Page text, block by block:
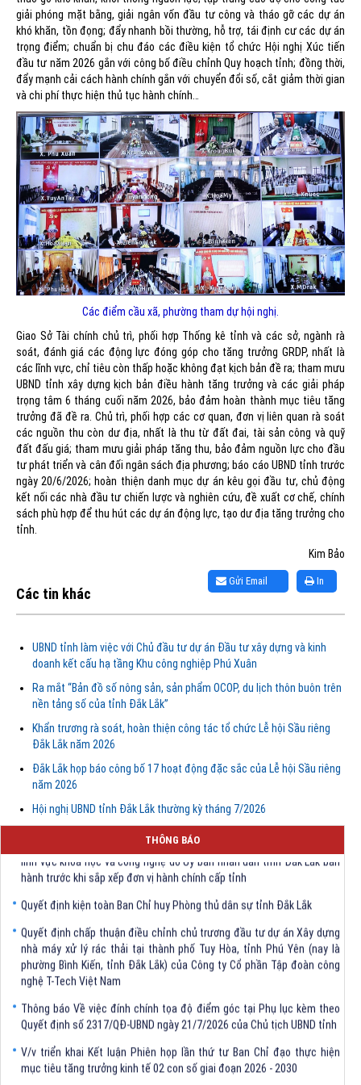
giải phóng mặt bằng, giải ngân vốn đầu tư công và tháo gỡ các dự án
khó khăn, tồn đọng; đẩy nhanh bồi thường, hỗ trợ, tái định cư các dự án
trọng điểm; chuẩn bị chu đáo các điều kiện tổ chức Hội nghị Xúc tiến
đầu tư năm 2026 gắn với công bố điều chỉnh Quy hoạch tỉnh; đồng thời,
đẩy mạnh cải cách hành chính gắn với chuyển đổi số, cắt giảm thời gian
và chi phí thực hiện thủ tục hành chính…
Các điểm cầu xã, phường tham dự hội nghị.
Giao Sở Tài chính chủ trì, phối hợp Thống kê tỉnh và các sở, ngành rà
soát, đánh giá các động lực đóng góp cho tăng trưởng GRDP, nhất là
các lĩnh vực, chỉ tiêu còn thấp hoặc không đạt kịch bản đề ra; tham mưu
UBND tỉnh xây dựng kịch bản điều hành tăng trưởng và các giải pháp
trọng tâm 6 tháng cuối năm 2026, bảo đảm hoàn thành mục tiêu tăng
trưởng đã đề ra. Chủ trì, phối hợp các cơ quan, đơn vị liên quan rà soát
các nguồn thu còn dư địa, nhất là thu từ đất đai, tài sản công và quỹ
đất đấu giá; tham mưu giải pháp tăng thu, bảo đảm nguồn lực cho đầu
tư phát triển và cân đối ngân sách địa phương; báo cáo UBND tỉnh trước
ngày 20/6/2026; hoàn thiện danh mục dự án kêu gọi đầu tư, chủ động
kết nối các nhà đầu tư chiến lược và nghiên cứu, đề xuất cơ chế, chính
sách phù hợp để thu hút các dự án động lực, tạo dư địa tăng trưởng cho
tỉnh.
Kim Bảo
In
Gửi Email
Các tin khác
UBND tỉnh làm việc với Chủ đầu tư dự án Đầu tư xây dựng và kinh
doanh kết cấu hạ tầng Khu công nghiệp Phú Xuân
Ra mắt “Bản đồ số nông sản, sản phẩm OCOP, du lịch thôn buôn trên
nền tảng số của tỉnh Đắk Lắk”
Khẩn trương rà soát, hoàn thiện công tác tổ chức Lễ hội Sầu riêng
Đắk Lắk năm 2026
Đắk Lắk họp báo công bố 17 hoạt động đặc sắc của Lễ hội Sầu riêng
năm 2026
Hội nghị UBND tỉnh Đắk Lắk thường kỳ tháng 7/2026
THÔNG BÁO
Quyết định Về việc bãi bỏ một số văn bảng quy phạm pháp luật trong
lĩnh vực khoa học và công nghệ do Ủy ban nhân dân tỉnh Đắk Lắk ban
hành trước khi sắp xếp đơn vị hành chính cấp tỉnh
Quyết định kiện toàn Ban Chỉ huy Phòng thủ dân sự tỉnh Đắk Lắk
Quyết định chấp thuận điều chỉnh chủ trương đầu tư dự án Xây dựng
nhà máy xử lý rác thải tại thành phố Tuy Hòa, tỉnh Phú Yên (nay là
phường Bình Kiến, tỉnh Đắk Lắk) của Công ty Cổ phần Tập đoàn công
nghệ T-Tech Việt Nam
Thông báo Về việc đính chính tọa độ điểm góc tại Phụ lục kèm theo
Quyết định số 2317/QĐ-UBND ngày 21/7/2026 của Chủ tịch UBND tỉnh
V/v triển khai Kết luận Phiên họp lần thứ tư Ban Chỉ đạo thực hiện
mục tiêu tăng trưởng kinh tế 02 con số giai đoạn 2026 - 2030
Quyết định Về việc bãi bỏ một số văn bảng quy phạm pháp luật trong